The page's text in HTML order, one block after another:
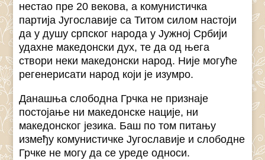
нестао пре 20 векова, а комунистичка
партија Југославије са Титом силом настоји
да у душу српског народа у Јужној Србији
удахне македонски дух, те да од њега
створи неки македонски народ. Није могуће
регенерисати народ који је изумро.
Данашња слободна Грчка не признаје
постојање ни македонске нације, ни
македонског језика. Баш по том питању
између комунистичке Југославије и слободне
Грчке не могу да се уреде односи.